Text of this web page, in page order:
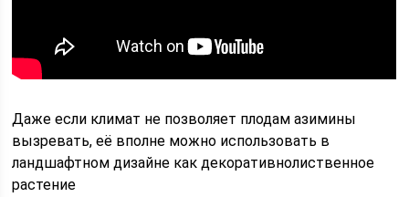
Даже если климат не позволяет плодам азимины
вызревать, её вполне можно использовать в
ландшафтном дизайне как декоративнолиственное
растение